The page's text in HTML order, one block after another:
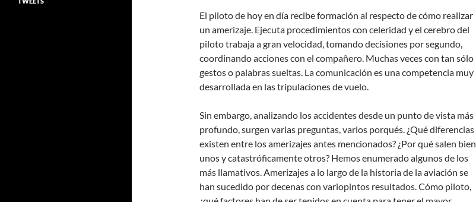
El piloto de hoy en día recibe formación al respecto de cómo realizar
un amerizaje. Ejecuta procedimientos con celeridad y el cerebro del
piloto trabaja a gran velocidad, tomando decisiones por segundo,
coordinando acciones con el compañero. Muchas veces con tan sólo
gestos o palabras sueltas. La comunicación es una competencia muy
desarrollada en las tripulaciones de vuelo.
Sin embargo, analizando los accidentes desde un punto de vista más
profundo, surgen varias preguntas, varios porqués. ¿Qué diferencias
existen entre los amerizajes antes mencionados? ¿Por qué salen bien
unos y catastróficamente otros? Hemos enumerado algunos de los
más llamativos. Amerizajes a lo largo de la historia de la aviación se
han sucedido por decenas con variopintos resultados. Cómo piloto,